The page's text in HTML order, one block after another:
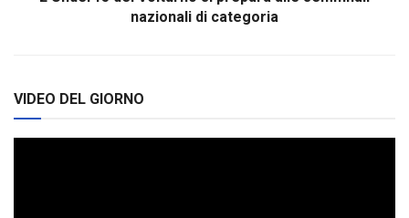
nazionali di categoria
VIDEO DEL GIORNO